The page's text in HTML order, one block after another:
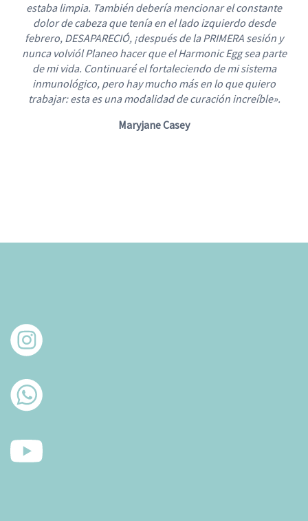
estaba limpia. También debería mencionar el constante
dolor de cabeza que tenía en el lado izquierdo desde
febrero, DESAPARECIÓ, ¡después de la PRIMERA sesión y
nunca volviól Planeo hacer que el Harmonic Egg sea parte
de mi vida. Continuaré el fortaleciendo de mi sistema
inmunológico, pero hay mucho más en lo que quiero
trabajar: esta es una modalidad de curación increíble».
Maryjane Casey